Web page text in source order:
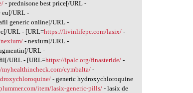
- prednisone best price[/URL -
eu[/URL -
generic online[/URL -
URL - [URL=https://livinlifepc.com/lasix/ -
- nexium[/URL -
URL -
URL - [URL=https://ipalc.org/finasteride/ -
myhealthincheck.com/cymbalta/-
- generic hydroxychloroquine
item/lasix-generic-pills/ - lasix de